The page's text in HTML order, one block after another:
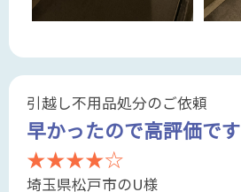
引越し不用品処分のご依頼
早かったので高評価です
★★★★☆
埼玉県松戸市のU様